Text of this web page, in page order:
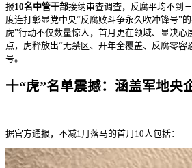
报10名中管干部接纳审查调查，反腐平均不到
度连打彰显党中央“反腐败斗争永久吹冲锋号”
虎”行动不仅数量惊人，首月更在领域、显决心
点，虎释放出“无禁区、开年全覆盖、反腐零容
号。
十“虎”名单震撼：涵盖军地央
据官方通报，不减1月落马的首月10人包括：